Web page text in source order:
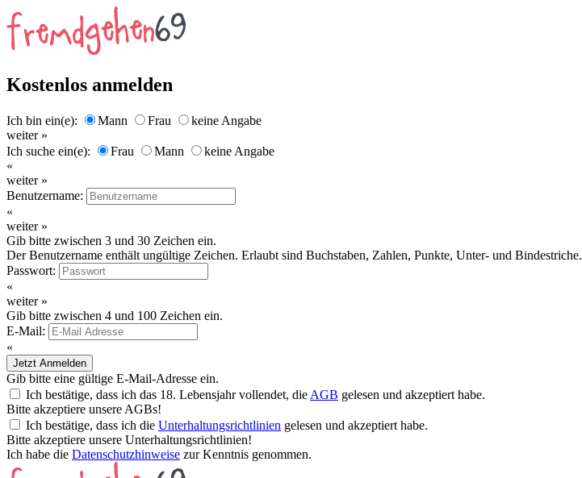
Kostenlos anmelden
Ich bin ein(e): Mann Frau
keine Angabe
weiter »
Ich suche ein(e):
Frau Mann
keine Angabe
«
weiter »
Benutzername:
«
weiter »
Gib bitte zwischen 3 und 30 Zeichen ein.
Der Benutzername enthält ungültige Zeichen. Erlaubt sind Buchstaben, Zahlen, Punkte, Unter- und Bindestriche.
Passwort:
«
weiter »
Gib bitte zwischen 4 und 100 Zeichen ein.
E-Mail:
«
Jetzt Anmelden
Gib bitte eine gültige E-Mail-Adresse ein.
Ich bestätige, dass ich das 18. Lebensjahr vollendet, die AGB gelesen und akzeptiert habe.
Bitte akzeptiere unsere AGBs!
Ich bestätige, dass ich die Unterhaltungsrichtlinien gelesen und akzeptiert habe.
Bitte akzeptiere unsere Unterhaltungsrichtlinien!
Ich habe die Datenschutzhinweise zur Kenntnis genommen.